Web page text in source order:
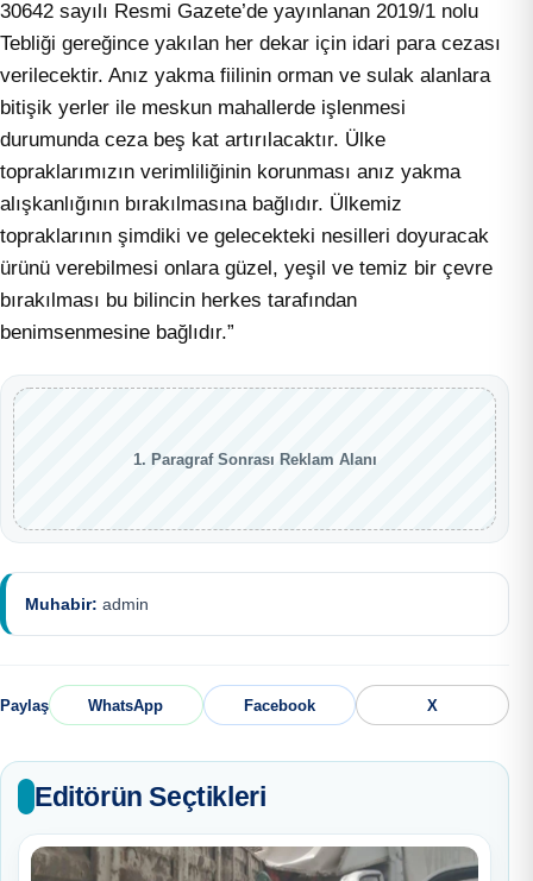
30642 sayılı Resmi Gazete’de yayınlanan 2019/1 nolu
Tebliği gereğince yakılan her dekar için idari para cezası
verilecektir. Anız yakma fiilinin orman ve sulak alanlara
bitişik yerler ile meskun mahallerde işlenmesi
durumunda ceza beş kat artırılacaktır. Ülke
topraklarımızın verimliliğinin korunması anız yakma
alışkanlığının bırakılmasına bağlıdır. Ülkemiz
topraklarının şimdiki ve gelecekteki nesilleri doyuracak
ürünü verebilmesi onlara güzel, yeşil ve temiz bir çevre
bırakılması bu bilincin herkes tarafından
benimsenmesine bağlıdır.”
1. Paragraf Sonrası Reklam Alanı
Muhabir: admin
Paylaş WhatsApp Facebook X
Editörün Seçtikleri